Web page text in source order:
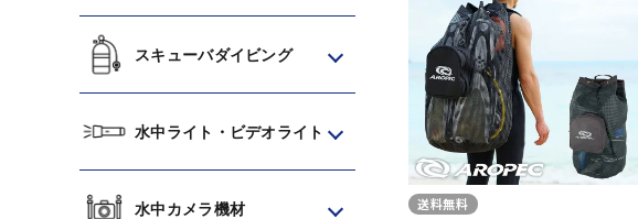
スキューバダイビング
水中ライト・ビデオライト
水中カメラ機材 送料無料